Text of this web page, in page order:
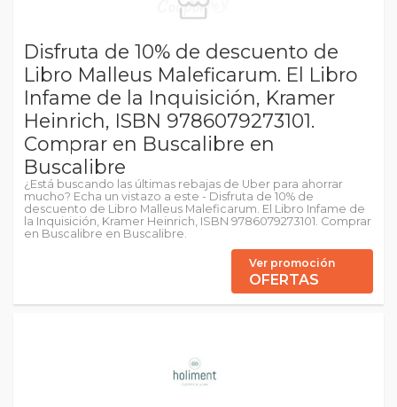
Disfruta de 10% de descuento de
Libro Malleus Maleficarum. El Libro
Infame de la Inquisición, Kramer
Heinrich, ISBN 9786079273101.
Comprar en Buscalibre en
Buscalibre
¿Está buscando las últimas rebajas de Uber para ahorrar
mucho? Echa un vistazo a este - Disfruta de 10% de
descuento de Libro Malleus Maleficarum. El Libro Infame de
la Inquisición, Kramer Heinrich, ISBN 9786079273101. Comprar
en Buscalibre en Buscalibre.
Ver promoción
OFERTAS